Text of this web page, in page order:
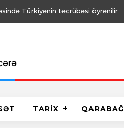
Türkiyənin təcrübəsi öyrənilir
TARİX QARABAĞ